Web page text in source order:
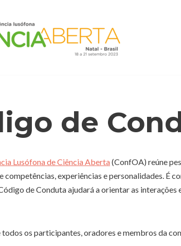
de
Lusófona de Ciência Aberta(ConfOA) reúne
competências, experiências e personalidades. É
de Conduta ajudará a orientar as
todos os participantes, oradores e membros da